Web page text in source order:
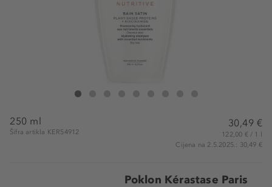
Kérastase Paris Nutritive Bain Satin
250 ml
Šifra artikla KER54912
30,49 €
122,00 € / 1 l
Cijena na 2.5.2025.: 30,49 €
Poklon Kérastase Paris